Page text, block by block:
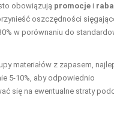
obowiązują promocje i
oszczędności
w porównaniu do
materiałów z zapasem,
5-10%, aby odpowiednio
się na ewentualne straty